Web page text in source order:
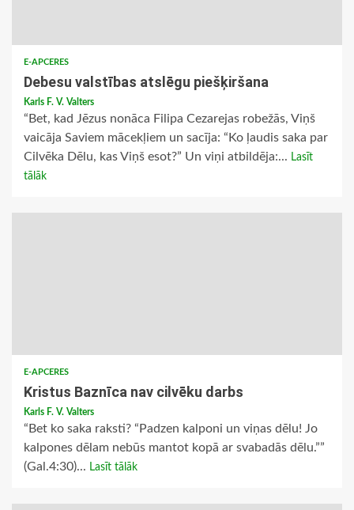
E-APCERES
Debesu valstības atslēgu piešķiršana
Karls F. V. Valters
“Bet, kad Jēzus nonāca Filipa Cezarejas robežās, Viņš
vaicāja Saviem mācekļiem un sacīja: “Ko ļaudis saka par
Cilvēka Dēlu, kas Viņš esot?” Un viņi atbildēja:... Lasīt
tālāk
E-APCERES
Kristus Baznīca nav cilvēku darbs
Karls F. V. Valters
“Bet ko saka raksti? “Padzen kalponi un viņas dēlu! Jo
kalpones dēlam nebūs mantot kopā ar svabadās dēlu.””
(Gal.4:30)... Lasīt tālāk